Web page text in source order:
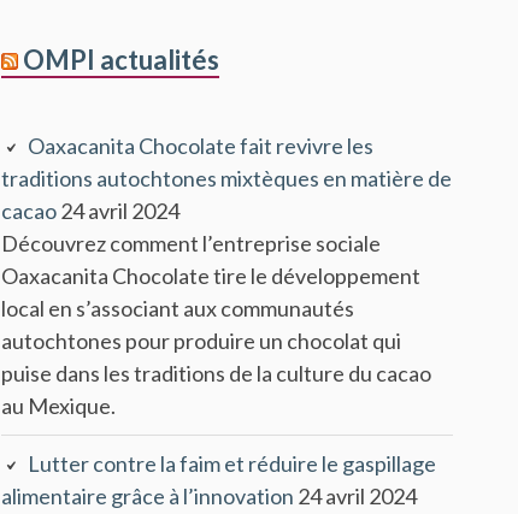
OMPI actualités
Oaxacanita Chocolate fait revivre les
traditions autochtones mixtèques en matière de
cacao24 avril 2024
Découvrez comment l’entreprise sociale
Oaxacanita Chocolate tire le développement
local en s’associant aux communautés
autochtones pour produire un chocolat qui
puise dans les traditions de la culture du cacao
au Mexique.
Lutter contre la faim et réduire le gaspillage
alimentaire grâce à l’innovation 24 avril 2024